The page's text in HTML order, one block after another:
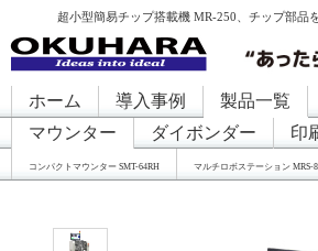
超小型簡易チップ搭載機 MR-250、チップ部品
ホーム 導入事例 製品一覧
マウンター
ダイボンダー 印
コンパクトマウンター SMT-64RH マルチロボステーション MRS-